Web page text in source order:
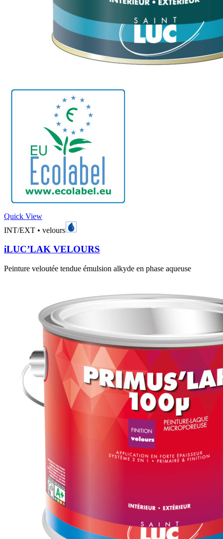
Quick View
INT/EXT • velours
iLUC’LAK VELOURS
Peinture veloutée tendue émulsion alkyde en phase aqueuse